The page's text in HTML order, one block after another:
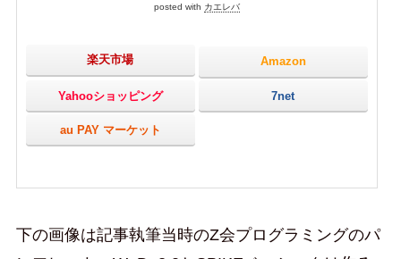
posted with カエレバ
楽天市場 Amazon
Yahooショッピング 7net
au PAY マーケット
下の画像は記事執筆当時のZ会プログラミングのパ